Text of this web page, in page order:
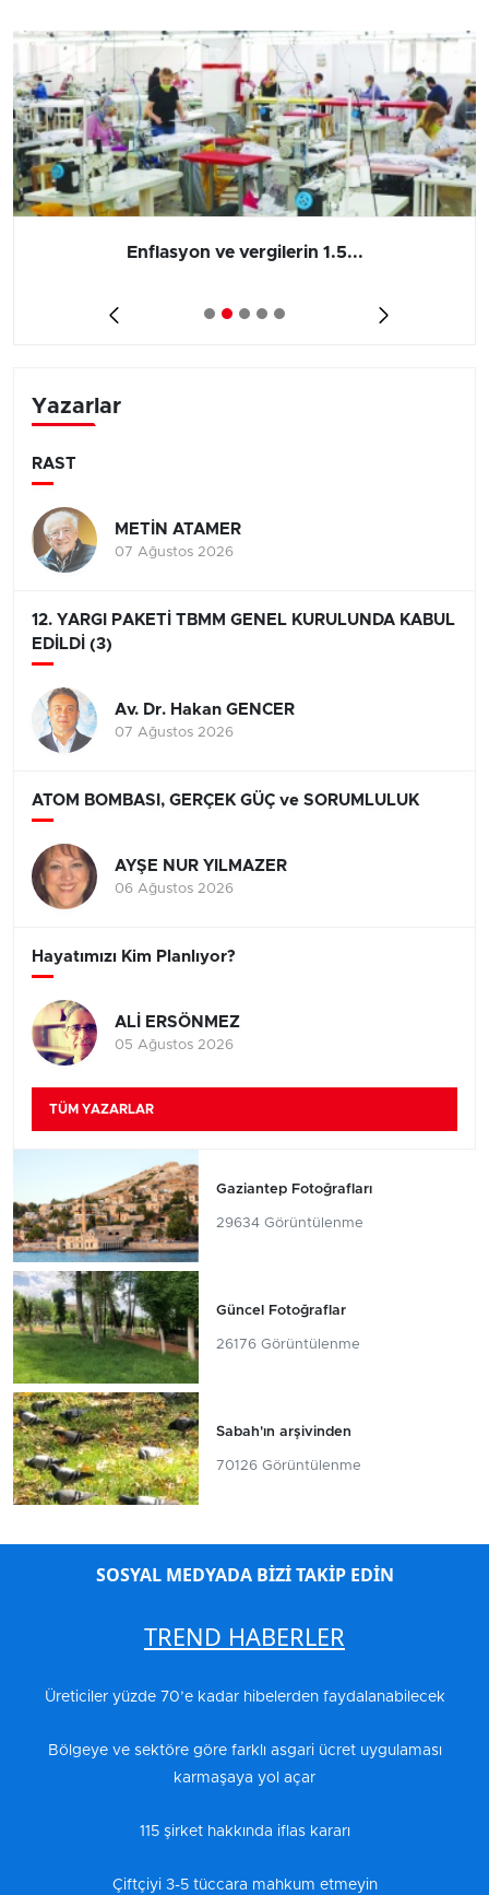
Enflasyon ve vergilerin 1.5...
Yazarlar
RAST
METİN ATAMER
07 Ağustos 2026
12. YARGI PAKETİ TBMM GENEL KURULUNDA KABUL
EDİLDİ (3)
Av. Dr. Hakan GENCER
07 Ağustos 2026
ATOM BOMBASI, GERÇEK GÜÇ ve SORUMLULUK
AYŞE NUR YILMAZER
06 Ağustos 2026
Hayatımızı Kim Planlıyor?
ALİ ERSÖNMEZ
05 Ağustos 2026
TÜM YAZARLAR
Gaziantep Fotoğrafları
29634 Görüntülenme
Güncel Fotoğraflar
26176 Görüntülenme
Sabah'ın arşivinden
70126 Görüntülenme
SOSYAL MEDYADA BİZİ TAKİP EDİN
TREND HABERLER
Üreticiler yüzde 70’e kadar hibelerden faydalanabilecek
Bölgeye ve sektöre göre farklı asgari ücret uygulaması
karmaşaya yol açar
115 şirket hakkında iflas kararı
Çiftçiyi 3-5 tüccara mahkum etmeyin